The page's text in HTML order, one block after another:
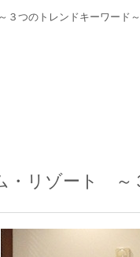
つのトレンドキーワード～
・リゾート ～